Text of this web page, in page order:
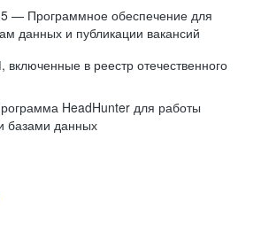
— Программное обеспечение для
данных и публикации вакансий
в реестр отечественного
HeadHunter для работы
базами данных